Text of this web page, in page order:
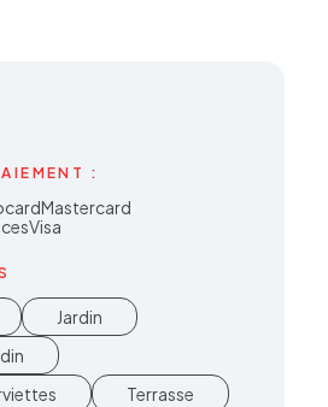
:
Visa
Jardin
Terrasse